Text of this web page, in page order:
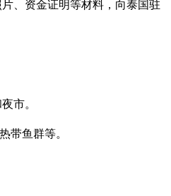
、资金证明等材料，向泰国驻
市。
带鱼群等。